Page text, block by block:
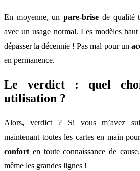
En moyenne, unpare-brise de qualité
avec un usage normal. Les modèles
dépasser la décennie ! Pas mal pour un
en permanence.
Le verdict : quel
utilisation ?
Alors, verdict ? Si vous m’avez
maintenant toutes les cartes en main
confort en toute connaissance de
même les grandes lignes !